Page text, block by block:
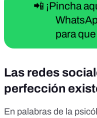
📲 ¡Pincha
para
Las redes
perfección
En palabras de la